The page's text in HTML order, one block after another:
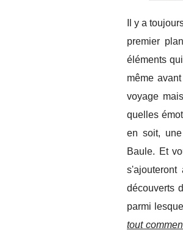
Il y a
premier
éléments
même
voyage
quelles
en soit,
Baule. Et
s'ajouteront
découverts
parmi
tout